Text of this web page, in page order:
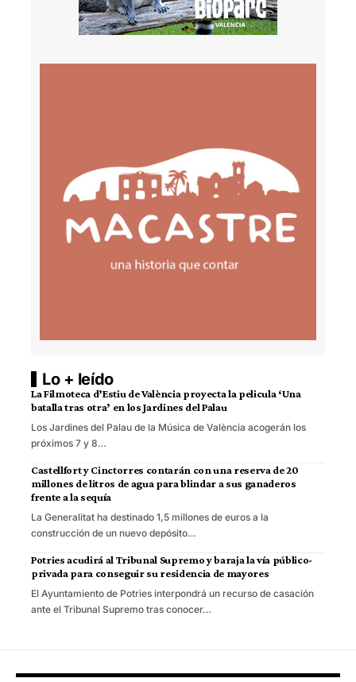
Lo + leído
La Filmoteca d’Estiu de València proyecta la pelicula ‘Una
batalla tras otra’ en los Jardines del Palau
Los Jardines del Palau de la Música de València acogerán los
próximos 7 y 8…
Castellfort y Cinctorres contarán con una reserva de 20
millones de litros de agua para blindar a sus ganaderos
frente a la sequía
La Generalitat ha destinado 1,5 millones de euros a la
construcción de un nuevo depósito…
Potries acudirá al Tribunal Supremo y baraja la vía público-
privada para conseguir su residencia de mayores
El Ayuntamiento de Potries interpondrá un recurso de casación
ante el Tribunal Supremo tras conocer…